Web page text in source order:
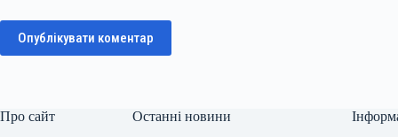
Опублікувати коментар
Про сайт Останні новини